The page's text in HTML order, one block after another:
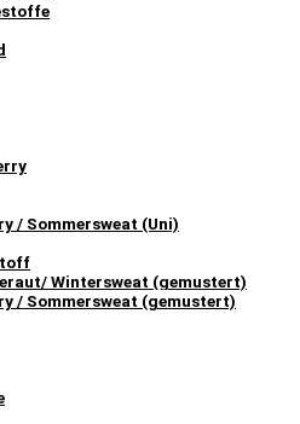
/ Sommersweat (Uni)
Wintersweat (gemustert)
/ Sommersweat (gemustert)